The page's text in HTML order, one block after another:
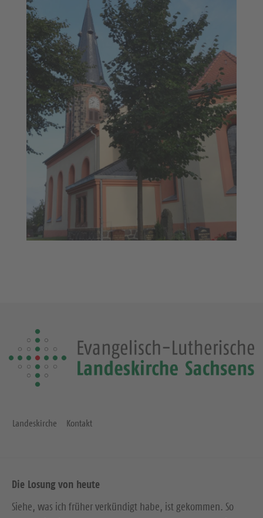
Landeskirche Kontakt
Die Losung von heute
Siehe, was ich früher verkündigt habe, ist gekommen. So